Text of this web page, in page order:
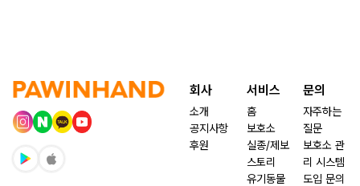
회사
소개
공지사항
후원
서비스
홈
보호소
실종/제보
스토리
유기동물
문의
자주하는
질문
보호소 관
리 시스템
도입 문의